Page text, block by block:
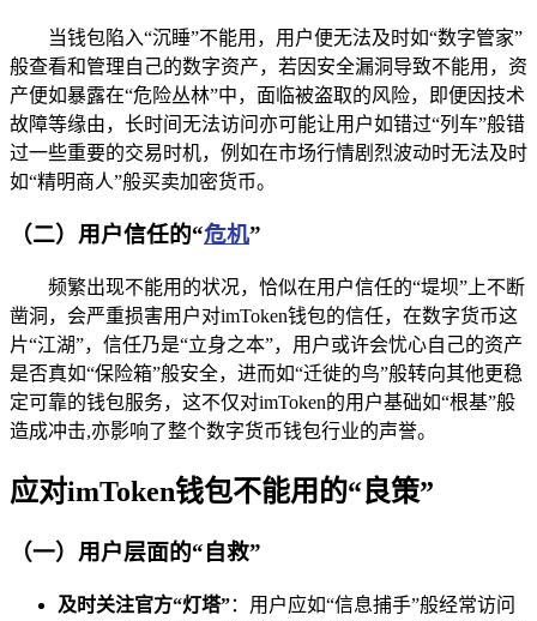
当钱包陷入“沉睡”不能用，用户便无法及时如“数字管家”
般查看和管理自己的数字资产，若因安全漏洞导致不能用，资
产便如暴露在“危险丛林”中，面临被盗取的风险，即便因技术
故障等缘由，长时间无法访问亦可能让用户如错过“列车”般错
过一些重要的交易时机，例如在市场行情剧烈波动时无法及时
如“精明商人”般买卖加密货币。
（二）用户信任的“危机”
频繁出现不能用的状况，恰似在用户信任的“堤坝”上不断
凿洞，会严重损害用户对imToken钱包的信任，在数字货币这
片“江湖”，信任乃是“立身之本”，用户或许会忧心自己的资产
是否真如“保险箱”般安全，进而如“迁徙的鸟”般转向其他更稳
定可靠的钱包服务，这不仅对imToken的用户基础如“根基”般
造成冲击,亦影响了整个数字货币钱包行业的声誉。
应对imToken钱包不能用的“良策”
（一）用户层面的“自救”
及时关注官方“灯塔”：用户应如“信息捕手”般经常访问